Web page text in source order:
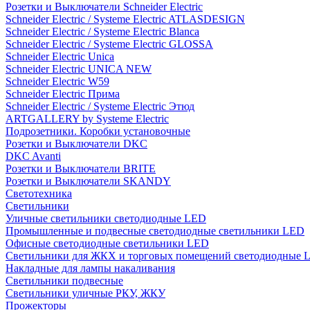
Розетки и Выключатели Schneider Electric
Schneider Electric / Systeme Electric ATLASDESIGN
Schneider Electric / Systeme Electric Blanca
Schneider Electric / Systeme Electric GLOSSA
Schneider Electric Unica
Schneider Electric UNICA NEW
Schneider Electric W59
Schneider Electric Прима
Schneider Electric / Systeme Electric Этюд
ARTGALLERY by Systeme Electric
Подрозетники. Коробки установочные
Розетки и Выключатели DKC
DKC Avanti
Розетки и Выключатели BRITE
Розетки и Выключатели SKANDY
Светотехника
Светильники
Уличные светильники светодиодные LED
Промышленные и подвесные светодиодные светильники LED
Офисные светодиодные светильники LED
Светильники для ЖКХ и торговых помещений светодиодные
Накладные для лампы накаливания
Светильники подвесные
Светильники уличные РКУ, ЖКУ
Прожекторы